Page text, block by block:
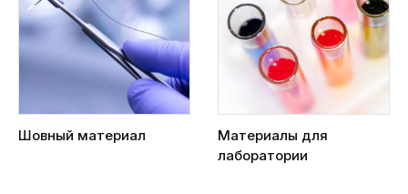
Шовный материал
Материалы для
лаборатории